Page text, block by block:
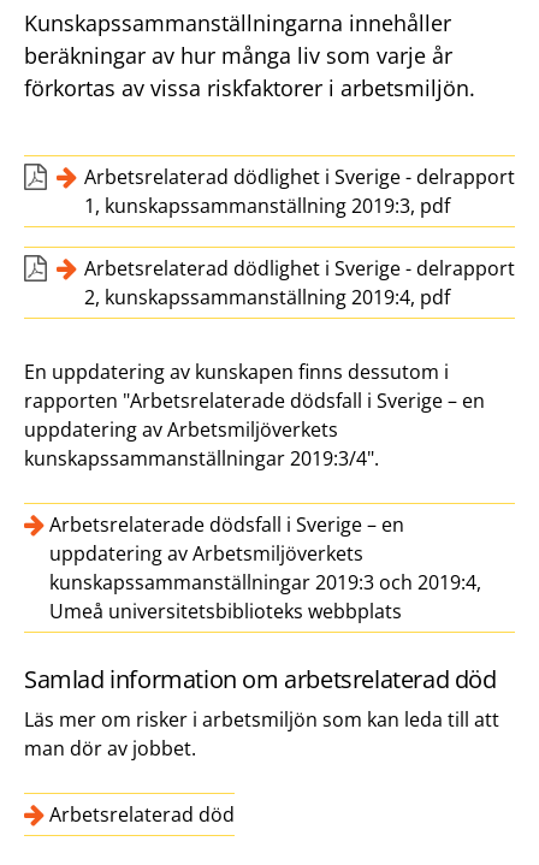
Kunskapssammanställningarna innehåller
beräkningar av hur många liv som varje år
förkortas av vissa riskfaktorer i arbetsmiljön.
Arbetsrelaterad dödlighet i Sverige - delrapport
1, kunskapssammanställning 2019:3, pdf
Arbetsrelaterad dödlighet i Sverige - delrapport
2, kunskapssammanställning 2019:4, pdf
En uppdatering av kunskapen finns dessutom i
rapporten "Arbetsrelaterade dödsfall i Sverige – en
uppdatering av Arbetsmiljöverkets
kunskapssammanställningar 2019:3/4".
Arbetsrelaterade dödsfall i Sverige – en
uppdatering av Arbetsmiljöverkets
kunskapssammanställningar 2019:3 och 2019:4,
Umeå universitetsbiblioteks webbplats
Samlad information om arbetsrelaterad död
Läs mer om risker i arbetsmiljön som kan leda till att
man dör av jobbet.
Arbetsrelaterad död